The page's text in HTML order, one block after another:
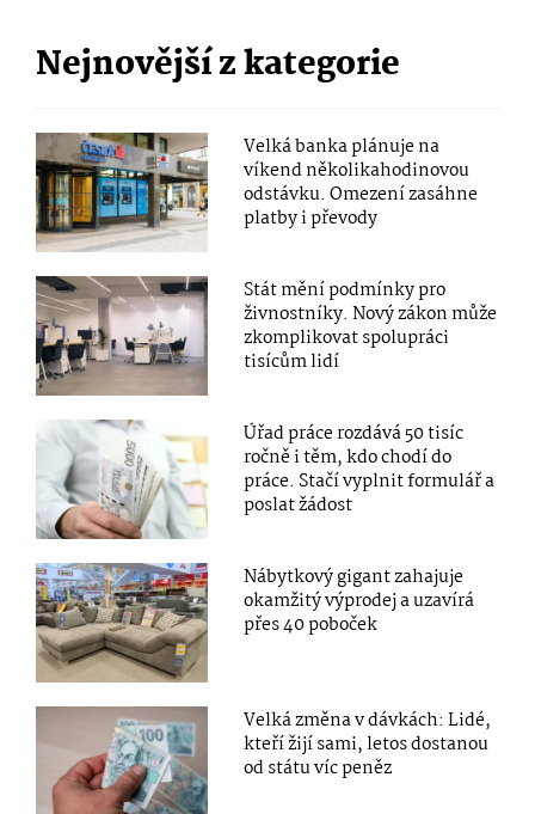
Nejnovější z kategorie
Velká banka plánuje na
víkend několikahodinovou
odstávku. Omezení zasáhne
platby i převody
Stát mění podmínky pro
živnostníky. Nový zákon může
zkomplikovat spolupráci
tisícům lidí
Úřad práce rozdává 50 tisíc
ročně i těm, kdo chodí do
práce. Stačí vyplnit formulář a
poslat žádost
Nábytkový gigant zahajuje
okamžitý výprodej a uzavírá
přes 40 poboček
Velká změna v dávkách: Lidé,
kteří žijí sami, letos dostanou
od státu víc peněz